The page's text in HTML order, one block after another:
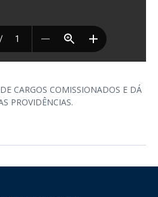
CARGOS COMISSIONADOS E DÁ
PROVIDÊNCIAS.